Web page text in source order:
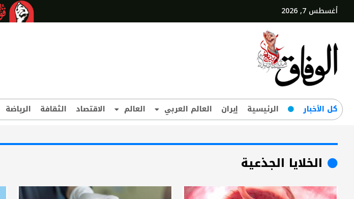
أغسطس 7, 2026
کل‌ الأخبار الرئيسية إيران العالم العربي العالم الاقتصاد الثقافة الرياضة
الخلايا الجذعية